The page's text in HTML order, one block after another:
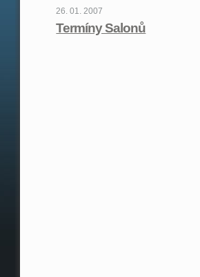
26. 01. 2007
Termíny Salonů